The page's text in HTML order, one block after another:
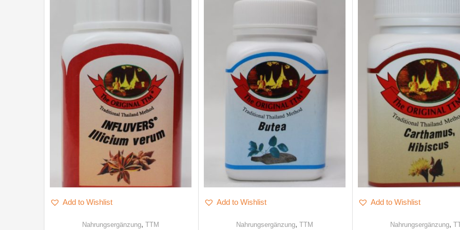
Add to Wishlist
Nahrungsergänzung, TTM
Add to Wishlist
Nahrungsergänzung, TTM
Add to Wishlist
Nahrungsergänzung,